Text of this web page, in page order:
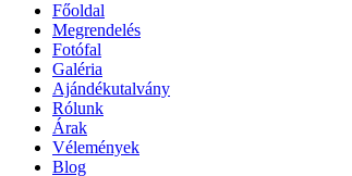
Főoldal
Megrendelés
Fotófal
Galéria
Ajándékutalvány
Rólunk
Árak
Vélemények
Blog